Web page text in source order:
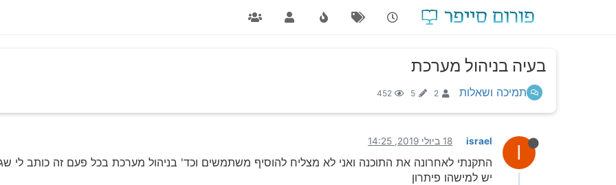
בעיה בניהול מערכת
תמיכה ושאלות 2
5
452
I
israel 18 ביולי 2019, 14:25
התקנתי לאחרונה את התוכנה ואני לא מצליח להוסיף משתמשים וכד' בניהול מערכת בכל פעם זה כותב לי
יש למישהו פיתרון